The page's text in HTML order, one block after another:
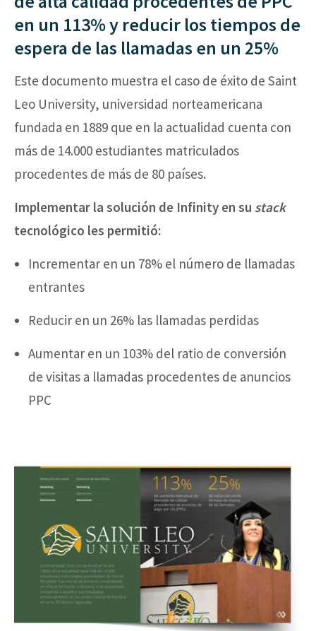
en un 113% y reducir los tiempos de
espera de las llamadas en un 25%
Este documento muestra el caso de éxito de Saint
Leo University, universidad norteamericana
fundada en 1889 que en la actualidad cuenta con
más de 14.000 estudiantes matriculados
procedentes de más de 80 países.
Implementar la solución de Infinity en su stack
tecnológico les permitió:
Incrementar en un 78% el número de llamadas
entrantes
Reducir en un 26% las llamadas perdidas
Aumentar en un 103% del ratio de conversión
de visitas a llamadas procedentes de anuncios
PPC
×
This website uses cookies
This website stores cookies on your
computer. These cookies are used to
collect information about how you
interact with our website and allow us to
order to improve and customize your
browsing experience and for analytics and
website and other media. To find out
Privacy Policy.
If you decline, your information won’t be
tracked when you visit this website. A
single cookie will be used in your browser
to remember your preference not to be
DECLINE ALL
COOKIES SETTINGS